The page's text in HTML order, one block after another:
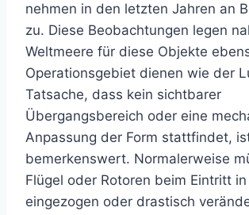
nehmen in den letzten Jahren an
zu. Diese Beobachtungen legen
Weltmeere für diese Objekte
Operationsgebiet dienen wie der
Tatsache, dass kein sichtbarer
Übergangsbereich oder eine
Anpassung der Form stattfindet,
bemerkenswert. Normalerweise
Flügel oder Rotoren beim Eintritt
eingezogen oder drastisch